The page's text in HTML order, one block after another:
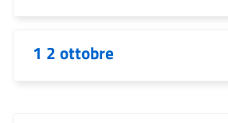
1 2 ottobre